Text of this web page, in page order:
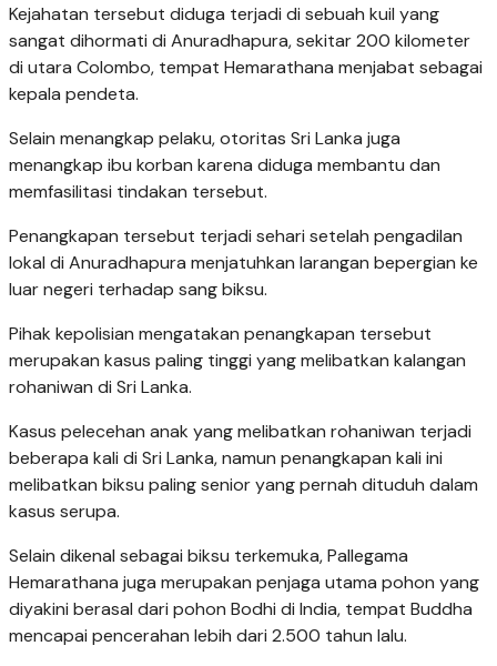
Kejahatan tersebut diduga terjadi di sebuah kuil yang
sangat dihormati di Anuradhapura, sekitar 200 kilometer
di utara Colombo, tempat Hemarathana menjabat sebagai
kepala pendeta.
Selain menangkap pelaku, otoritas Sri Lanka juga
menangkap ibu korban karena diduga membantu dan
memfasilitasi tindakan tersebut.
Penangkapan tersebut terjadi sehari setelah pengadilan
lokal di Anuradhapura menjatuhkan larangan bepergian ke
luar negeri terhadap sang biksu.
Pihak kepolisian mengatakan penangkapan tersebut
merupakan kasus paling tinggi yang melibatkan kalangan
rohaniwan di Sri Lanka.
Kasus pelecehan anak yang melibatkan rohaniwan terjadi
beberapa kali di Sri Lanka, namun penangkapan kali ini
melibatkan biksu paling senior yang pernah dituduh dalam
kasus serupa.
Selain dikenal sebagai biksu terkemuka, Pallegama
Hemarathana juga merupakan penjaga utama pohon yang
diyakini berasal dari pohon Bodhi di India, tempat Buddha
mencapai pencerahan lebih dari 2.500 tahun lalu.